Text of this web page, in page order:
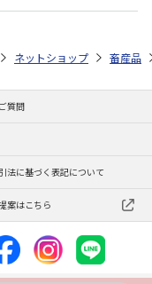
集 2026 ゆうゆうギフト
ネットショップ 畜産品
質問
法に基づく表記について
案はこちら